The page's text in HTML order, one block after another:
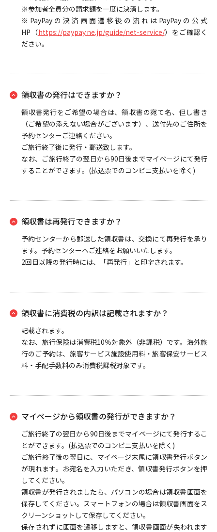
※参加者全員分の請求額を一度に決済します。
※PayPayの決済画面遷移後の流れはPayPayの公式
HP（https://paypay.ne.jp/guide/net-service/）をご確認く
ださい。
領収書の発行はできますか？
領収書発行をご希望の場合は、領収書の宛て名、但し書き
（ご希望の添えない場合がございます）、送付先のご住所を
予約センターご連絡ください。
ご旅行終了後に発行・郵送致します。
なお、ご旅行終了の翌日から90日後までマイページにて発行
することができます。(払込票でのコンビニ支払いを除く)
領収書は再発行できますか？
予約センターから郵送した領収書は、交換にて再発行を承り
ます。予約センターヘご連絡をお願いいたします。
2回目以降の発行時には、「再発行」と印字されます。
領収書に消費税の内訳は記載されますか？
記載されます。
なお、旅行保険は消費税10％対象外（非課税）です。海外旅
行のご予約は、旅客サービス施設使用料・旅客保安サービス
料・手配手数料のみ消費税課税対象です。
マイページから領収書の発行ができますか？
ご旅行終了の翌日から90日後までマイページにて発行するこ
とができます。(払込票でのコンビニ支払いを除く)
ご旅行終了後の翌日に、マイページ末尾に領収書発行ボタン
が現れます。お宛名を入力いただき、領収書発行ボタンを押
してください。
領収書が発行されましたら、パソコンの場合は領収書画面を
保存してください。スマートフォンの場合は領収書画面をス
クリーンショットして保存してください。
保存されずに画面を遷移しますと、領収書画面が失われます